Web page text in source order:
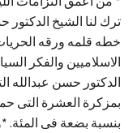
ترك لنا الشيخ الدكتور
خطه قلمه ورقه
الاسلاميين والفكر
الدكتور حسن عبدالله
بمزكرة العشرة التى
بنسبة بضعة فى المئة.